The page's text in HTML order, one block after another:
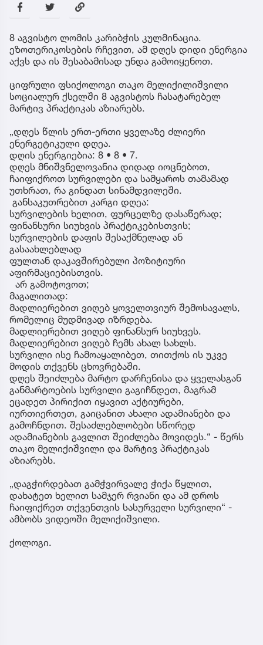
8 აგვისტო ლომის კარიბჭის კულმინაცია.
ეზოთერიკოსების რჩევით, ამ დღეს დიდი ენერგია
აქვს და ის შესაბამისად უნდა გამოიყენოთ.
ციფრული ფსიქოლოგი თაკო მელიქილიშვილი
სოციალურ ქსელში 8 აგვისტოს ჩასატარებელ
მარტივ პრაქტიკას აზიარებს.
„დღეს წლის ერთ-ერთი ყველაზე ძლიერი
ენერგეტიკული დღეა.
დღის ენერგიებია: 8 • 8 • 7.
დღეს მნიშვნელოვანია დიდად იოცნებოთ,
ჩაიფიქროთ სურვილები და სამყაროს თამამად
უთხრათ, რა გინდათ სინამდვილეში.
განსაკუთრებით კარგი დღეა:
სურვილების ხელით, ფურცელზე დასაწერად;
ფინანსური სიუხვის პრაქტიკებისთვის;
სურვილების დაფის შესაქმნელად ან
გასაახლებლად
ფულთან დაკავშირებული პოზიტიური
აფირმაციებისთვის.
არ გამოტოვოთ;
მაგალითად:
მადლიერებით ვიღებ ყოველთვიურ შემოსავალს,
რომელიც მუდმივად იზრდება.
მადლიერებით ვიღებ ფინანსურ სიუხვეს.
მადლიერებით ვიღებ ჩემს ახალ სახლს.
სურვილი ისე ჩამოაყალიბეთ, თითქოს ის უკვე
მოდის თქვენს ცხოვრებაში.
დღეს შეიძლება მარტო დარჩენისა და ყველასგან
განმარტოების სურვილი გაგიჩნდეთ, მაგრამ
ეცადეთ პირიქით იყავით აქტიურები,
იურთიერთეთ, გაიცანით ახალი ადამიანები და
გამოჩნდით. შესაძლებლობები სწორედ
ადამიანების გავლით შეიძლება მოვიდეს.“ - წერს
თაკო მელიქიშვილი და მარტივ პრაქტიკას
აზიარებს.
„დაგჭირდებათ გამჭვირვალე ჭიქა წყლით,
დახატეთ ხელით სამჯერ რვიანი და ამ დროს
ჩაიფიქრეთ თქვენთვის სასურველი სურვილი“ -
ამბობს ვიდეოში მელიქიშვილი.
ქოლოგი.